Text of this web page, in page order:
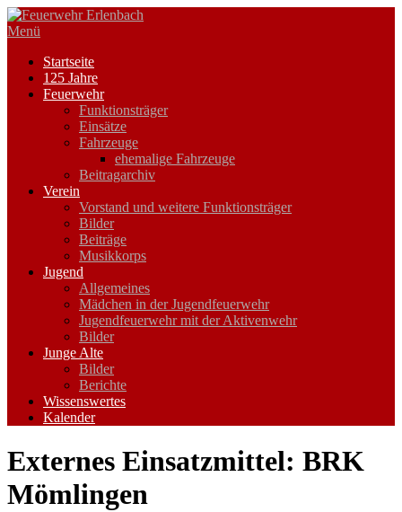
Zum
Inhalt
Menü
Startseite
125 Jahre
Feuerwehr
Funktionsträger
Einsätze
Fahrzeuge
ehemalige Fahrzeuge
Beitragarchiv
Verein
Vorstand und weitere Funktionsträger
Bilder
Beiträge
Musikkorps
Jugend
Allgemeines
Mädchen in der Jugendfeuerwehr
Jugendfeuerwehr mit der Aktivenwehr
Bilder
Junge Alte
Bilder
Berichte
Wissenswertes
Kalender
Externes Einsatzmittel: BRK
Mömlingen